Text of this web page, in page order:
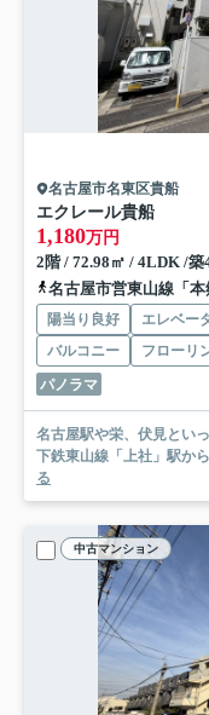
名古屋市名東区貴船
エクレール貴船
1,180万円
2階 / 72.98㎡ / 4LDK /築
名古屋市営東山線「
陽当り良好 エレベー
バルコニー
フローリ
パノラマ
名古屋駅や栄、伏見とい
下鉄東山線「上社」駅か
る
中古マンション